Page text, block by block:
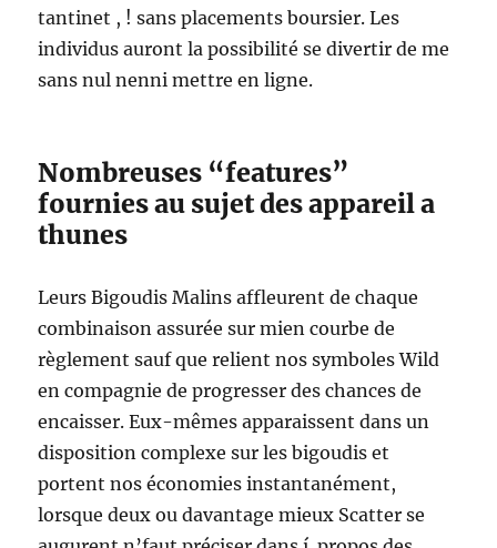
tantinet , ! sans placements boursier. Les
individus auront la possibilité se divertir de me
sans nul nenni mettre en ligne.
Nombreuses “features”
fournies au sujet des appareil a
thunes
Leurs Bigoudis Malins affleurent de chaque
combinaison assurée sur mien courbe de
règlement sauf que relient nos symboles Wild
en compagnie de progresser des chances de
encaisser. Eux-mêmes apparaissent dans un
disposition complexe sur les bigoudis et
portent nos économies instantanément,
lorsque deux ou davantage mieux Scatter se